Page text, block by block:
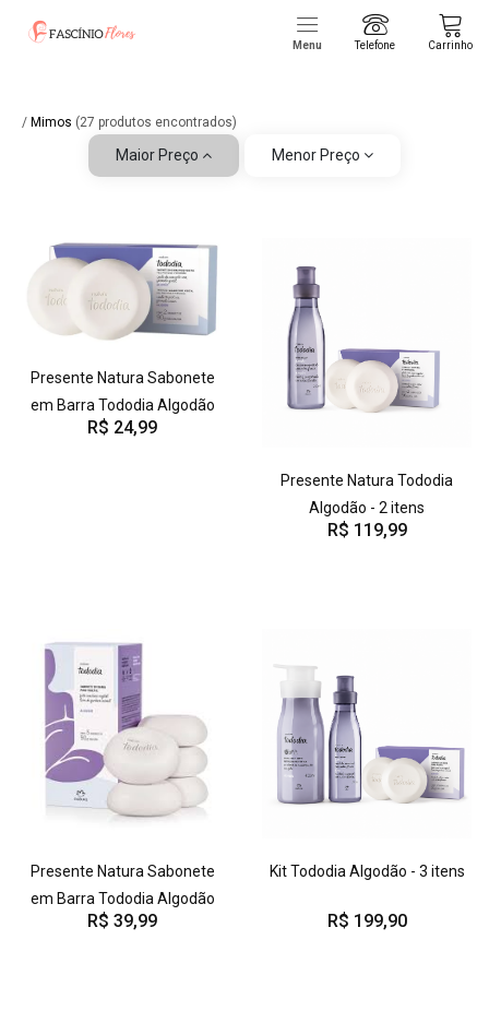
Menu Telefone Carrinho
/ Mimos (27 produtos encontrados)
Maior Preço Menor Preço
Presente Natura Sabonete
em Barra Tododia Algodão
R$ 24,99
Presente Natura Tododia
Algodão - 2 itens
R$ 119,99
Presente Natura Sabonete
em Barra Tododia Algodão
R$ 39,99
Kit Tododia Algodão - 3 itens
R$ 199,90